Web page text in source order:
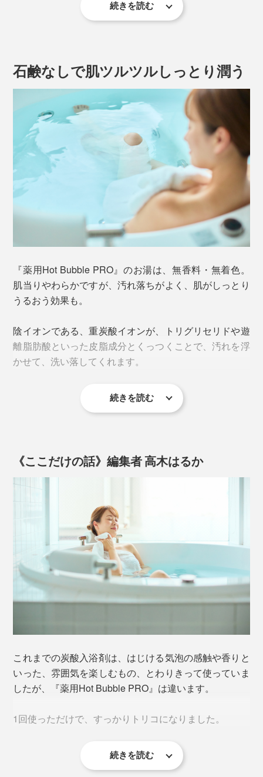
重炭酸イオンがたっぷり溶け込んだ、中性の“重炭酸
湯”は、まさに“究極の炭酸湯”。
炭酸ガスのように、空気中へ抜けていかないので、家族
みんなが、じっくり“重炭酸湯”に浸かれます。
重炭酸湯ならではの入浴方法は、
街の中心部に、炭酸泉が湧いている、ドイツのバートナウハイム
小星さんは、バートナウハイムの自然炭酸泉に浸かる
と、驚くほど体が温まって、肌もツルツルになることに
心底驚いたそう。
この感動を、これから日本の予防医療の時代に役立てた
いと、定年後、「重炭酸イオン入浴剤」の開発を始めま
独・バートナウハイムや大分・長湯温泉の自然炭酸泉
は、地下数百mから1000m級の高圧下で噴出した炭酸ガ
スが、地下水に溶け込んで生まれている――。
培った、写真フィルム用のマイクロカプセル造粒技術を
応用しました。
高硬度のタブレット化することで、炭酸ガスから、重炭
酸イオンを中和生成する技術を完成。
その心地よさから、体のケアに厳しいプロサッカーチー
ムや、メジャーリーグで活躍する野球選手といった、多
くのアスリートたちも、同じく重炭酸イオン入浴を採用
続きを読む
石鹸なしで肌ツルツルしっとり潤う
『薬用Hot Bubble PRO』のお湯は、無香料・無着色。
肌当りやわらかですが、汚れ落ちがよく、肌がしっとり
うるおう効果も。
陰イオンである、重炭酸イオンが、トリグリセリドや遊
離脂肪酸といった皮脂成分とくっつくことで、汚れを浮
かせて、洗い落してくれます。
顔も体も、髪の毛も、石鹸やシャンプーを使わないで、
皮膚のバリア機能は残したままなので、重炭酸湯に浸か
っているあいだから、肌ツルツルの感触を実感できると
思います。
入浴後も肌はしっとり潤ったまま。女優やモデルに愛用
入浴後は、体の奥深くからポッカポカ。自然な暖かさが
続きを読む
《ここだけの話》編集者 高木はるか
これまでの炭酸入浴剤は、はじける気泡の感触や香りと
いった、雰囲気を楽しむもの、とわりきって使っていま
したが、『薬用Hot Bubble PRO』は違います。
1回使っただけで、すっかりトリコになりました。
お風呂に入れても、色も香りもありませんが、まず驚い
続きを読む